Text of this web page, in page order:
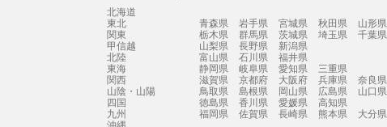
北海道
東北
青森県 岩手県 宮城県 秋田県 山形県
関東
栃木県 群馬県 茨城県 埼玉県 千葉県
甲信越
山梨県 長野県
新潟県
北陸
富山県 石川県
福井県
東海
静岡県 岐阜県 愛知県
三重県
関西
滋賀県 京都府 大阪府 兵庫県 奈良県
山陰・山陽
鳥取県 島根県 岡山県 広島県
山口県
四国
徳島県 香川県 愛媛県
高知県
九州
福岡県 佐賀県 長崎県 熊本県 大分県
沖縄